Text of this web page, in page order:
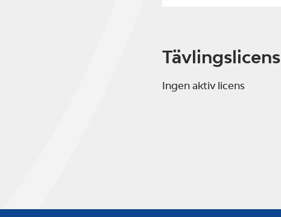
Tävlingslicens
Ingen aktiv licens